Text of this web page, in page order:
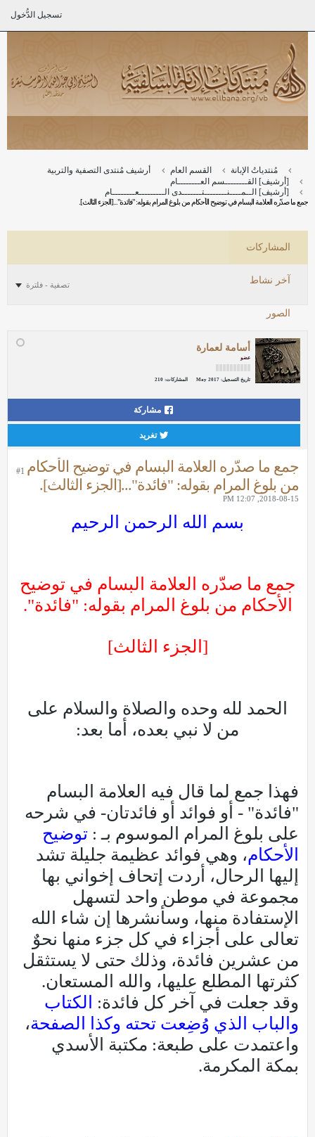
تسجيل الدُّخول
مُنتدياتُ الإبانة القسم العام
أرشيف مُنتدى التصفية والتربية
[أرشيف] القــــــــسم العــــــــام
[أرشيف] الــمــــنــــــــتـــــــدى الـــــــــعــــــــام
جمع ما صدّره العلامة البسام في توضيح الأحكام من بلوغ المرام بقوله: "فائدة"...[الجزء الثالث].
المشاركات
آخر نشاط
الصور
تصفية - فلترة
أسامة لعمارة
عضو
تاريخ التسجيل: May 2017 المشاركات: 210
مشاركة
تغريد
#1 جمع ما صدّره العلامة البسام في توضيح الأحكام
من بلوغ المرام بقوله: "فائدة"...[الجزء الثالث].
2018-08-15, 12:07 PM
بسم الله الرحمن الرحيم
جمع ما صدّره العلامة البسام في توضيح
الأحكام من بلوغ المرام بقوله: "فائدة".
[الجزء الثالث]
الحمد لله وحده والصلاة والسلام على
من لا نبي بعده، أما بعد:
فهذا جمع لما قال فيه العلامة البسام
"فائدة" - أو فوائد أو فائدتان- في شرحه
على بلوغ المرام الموسوم بـ : توضيح
الأحكام، وهي فوائد عظيمة جليلة تشد
إليها الرحال، أردت إتحاف إخواني بها
مجموعة في موطن واحد لتسهل
الإستفادة منها، وسأنشرها إن شاء الله
تعالى على أجزاء في كل جزء منها نحوٌ
من عشرين فائدة، وذلك حتى لا يستثقل
كثرتها المطلع عليها، والله المستعان.
وقد جعلت في آخر كل فائدة:
الكتاب
والباب الذي وُضِعت تحته وكذا الصفحة،
واعتمدت على طبعة: مكتبة الأسدي
بمكة المكرمة.